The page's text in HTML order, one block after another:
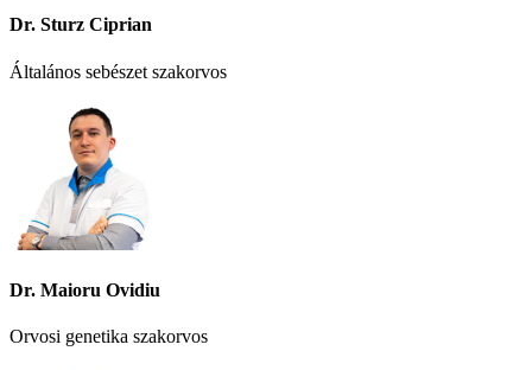
Dr. Sturz Ciprian
Általános sebészet szakorvos
Dr. Maioru Ovidiu
Orvosi genetika szakorvos